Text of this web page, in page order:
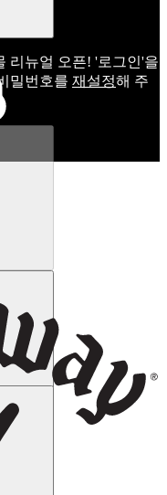
리뉴얼 오픈! '로그인'을
밀번호를 재설정해 주